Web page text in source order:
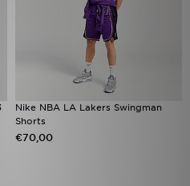
Nike NBA LA Lakers Swingman
Shorts
€70,00